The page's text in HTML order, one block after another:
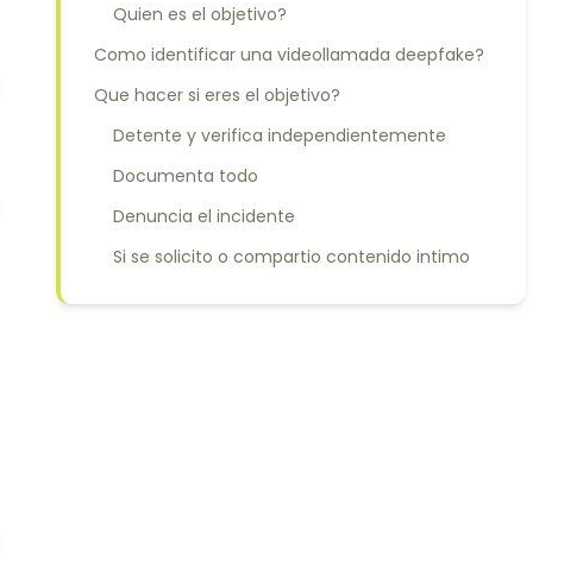
Quien es el objetivo?
Como identificar una videollamada deepfake?
Que hacer si eres el objetivo?
Detente y verifica independientemente
Documenta todo
Denuncia el incidente
Si se solicito o compartio contenido intimo